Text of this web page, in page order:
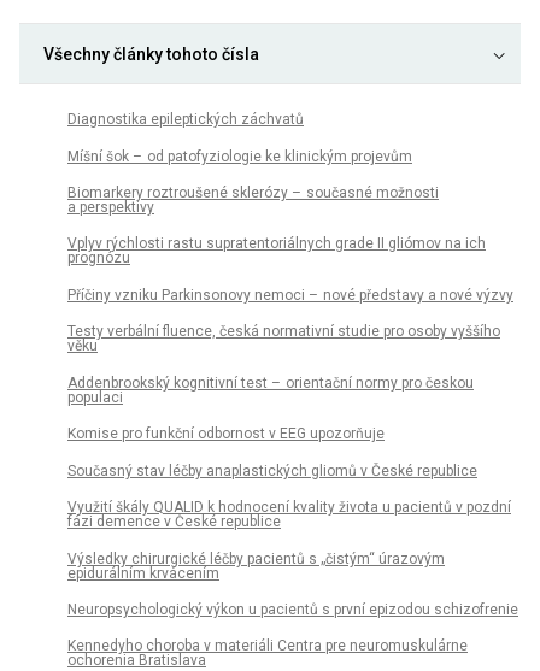
Všechny články tohoto čísla
Dia­gnostika epileptických záchvatů
Míšní šok – od patofyziologie ke klinickým projevům
Biomarkery roztroušené sklerózy – současné možnosti
a perspektivy
Vplyv rýchlosti rastu supratentoriálnych grade II gliómov na ich
prognózu
Příčiny vzniku Parkinsonovy nemoci – nové představy a nové výzvy
Testy verbální fluence, česká normativní studie pro osoby vyššího
věku
Addenbrookský kognitivní test – orientační normy pro českou
populaci
Komise pro funkční odbornost v EEG upozorňuje
Současný stav léčby anaplastických gliomů v České republice
Využití škály QUALID k hodnocení kvality života u pa­cientů v pozdní
fázi demence v České republice
Výsledky chirurgické léčby pa­cientů s „čistým“ úrazovým
epidurálním krvácením
Neuropsychologický výkon u pacientů s první epizodou schizofrenie
Kennedyho choroba v materiáli Centra pre neuromuskulárne
ochorenia Bratislava